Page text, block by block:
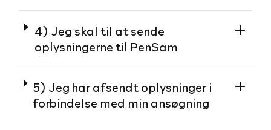
4) Jeg skal til at sende
oplysningerne til PenSam
5) Jeg har afsendt oplysninger i
forbindelse med min ansøgning